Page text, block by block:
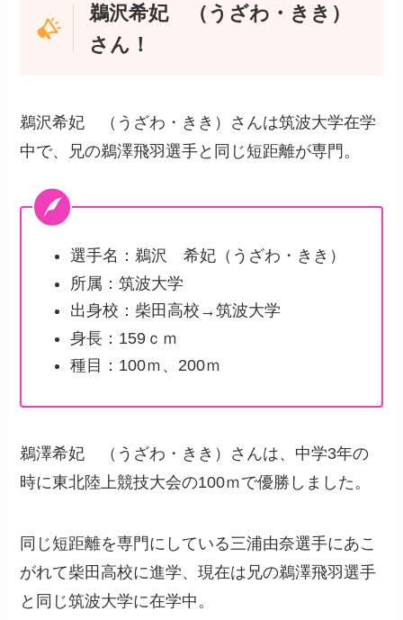
鵜沢希妃 （うざわ・きき）
さん！
鵜沢希妃 （うざわ・きき）さんは筑波大学在学
中で、兄の鵜澤飛羽選手と同じ短距離が専門。
選手名：鵜沢 希妃（うざわ・きき）
所属：筑波大学
出身校：柴田高校→筑波大学
身長：159ｃｍ
種目：100ｍ、200ｍ
鵜澤希妃 （うざわ・きき）さんは、中学3年の
時に東北陸上競技大会の100ｍで優勝しました。
同じ短距離を専門にしている三浦由奈選手にあこ
がれて柴田高校に進学、現在は兄の鵜澤飛羽選手
と同じ筑波大学に在学中。